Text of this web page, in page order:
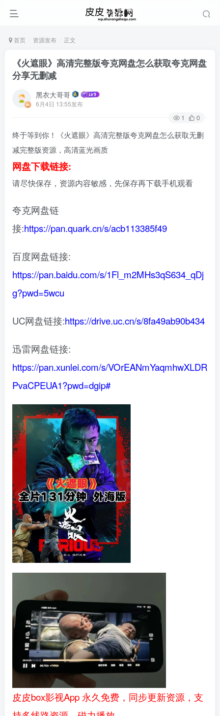
首页 资源发布 正文
《火遮眼》高清完整版夸克网盘怎么获取夸克网盘
分享无删减
黑衣大哥哥
6月4日 13:55发布
1 0
终于等到你！《火遮眼》高清完整版夸克网盘怎么获取无删
减完整版资源，高清蓝光画质
网盘下载链接:
请尽快保存，资源内容敏感，先保存再下载手机观看
夸克网盘链
接:https://pan.quark.cn/s/acb113385f49
百度网盘链接:
https://pan.baidu.com/s/1Fl_m2MHs3qS634_qDj
g?pwd=5wcu
UC网盘链接:https://drive.uc.cn/s/8fa49ab90b434
迅雷网盘链接:
https://pan.xunlei.com/s/VOrEANmYaqmhwXLDR
PvaCPEUA1?pwd=dgip#
皮皮box影视App 永久免费，同步更新资源，支